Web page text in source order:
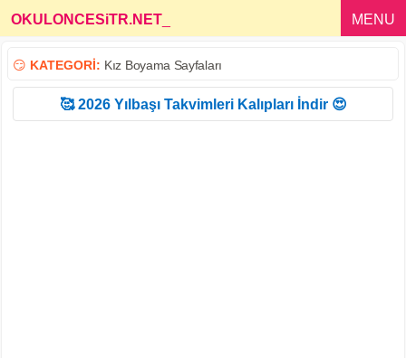
OKULONCESiTR.NET MENU
😏 KATEGORİ: Kız Boyama Sayfaları
🥰 2026 Yılbaşı Takvimleri Kalıpları İndir 😍